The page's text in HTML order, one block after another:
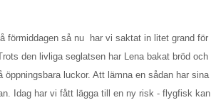
förmiddagen så nu har vi saktat in litet grand för
den livliga seglatsen har Lena bakat bröd och
luckor. Att lämna en sådan har sina
Idag har vi fått lägga till en ny risk - flygfisk kan